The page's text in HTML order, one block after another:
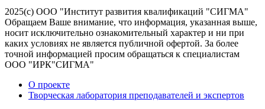
2025(с) ООО "Институт развития квалификаций "СИГМА"
Обращаем Ваше внимание, что информация, указанная выше,
носит исключительно ознакомительный характер и ни при
каких условиях не является публичной офертой. За более
точной информацией просим обращаться к специалистам
ООО "ИРК"СИГМА"
О проекте
Творческая лаборатория преподавателей и экспертов